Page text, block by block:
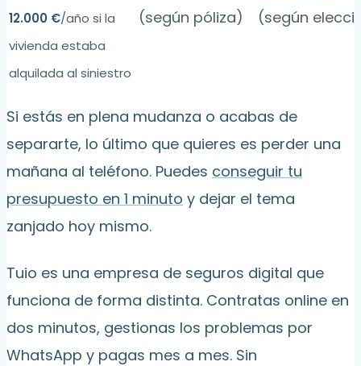
12.000 €/año si la
vivienda estaba
alquilada al siniestro
(según póliza)
(según
Si estás en plena mudanza o acabas de
separarte, lo último que quieres es perder una
mañana al teléfono. Puedes conseguir tu
presupuesto en 1 minuto y dejar el tema
zanjado hoy mismo.
Tuio es una empresa de seguros digital que
funciona de forma distinta. Contratas online en
dos minutos, gestionas los problemas por
WhatsApp y pagas mes a mes. Sin